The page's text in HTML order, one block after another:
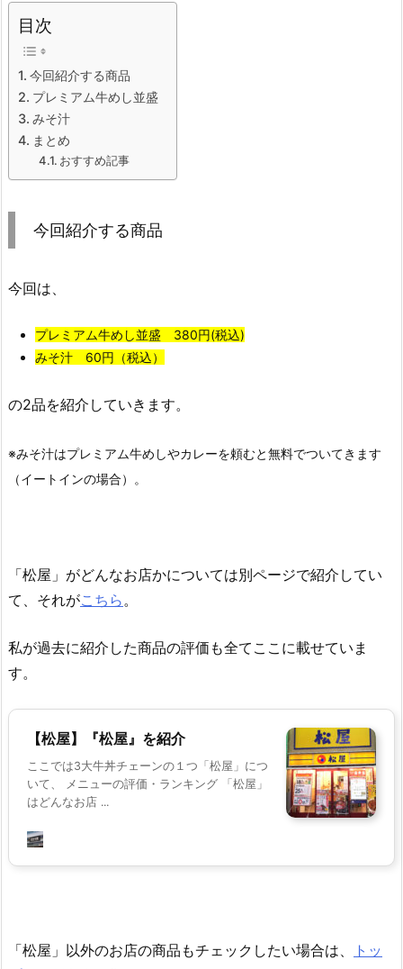
目次
今回紹介する商品
プレミアム牛めし並盛
みそ汁
まとめ
おすすめ記事
今回紹介する商品
今回は、
プレミアム牛めし並盛 380円(税込)
みそ汁 60円（税込）
の2品を紹介していきます。
※みそ汁はプレミアム牛めしやカレーを頼むと無料でついてきます
（イートインの場合）。
「松屋」がどんなお店かについては別ページで紹介してい
て、それがこちら 。
私が過去に紹介した商品の評価も全てここに載せていま
す。
【松屋】『松屋』を紹介
ここでは3大牛丼チェーンの１つ「松屋」につ
いて、 メニューの評価・ランキング 「松屋」
はどんなお店 ...
「松屋」以外のお店の商品もチェックしたい場合は、
トッ